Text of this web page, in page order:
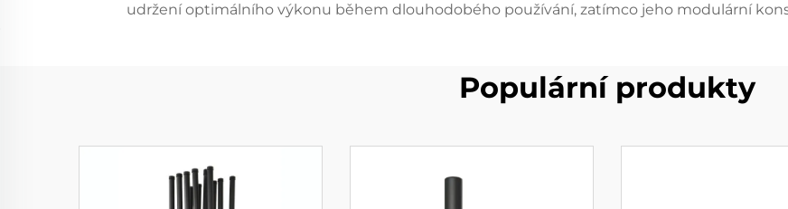
udržení optimálního výkonu během dlouhodobého používání, zatímco jeho modulární
Populární produkty